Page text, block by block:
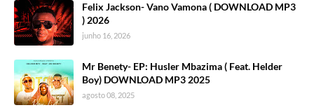
Felix Jackson- Vano Vamona ( DOWNLOAD MP3
) 2026
junho 16, 2026
Mr Benety- EP: Husler Mbazima ( Feat. Helder
Boy) DOWNLOAD MP3 2025
agosto 08, 2025